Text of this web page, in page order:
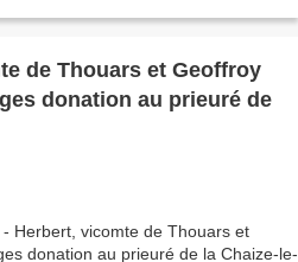
de Thouars et Geoffroy
donation au prieuré de